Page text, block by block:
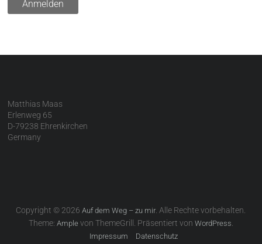
Matthias Maas
Erlenweg 65
D-79238 Ehrenkirchen
Germany
Copyright © 2026Auf dem Weg – zu mir. Alle Rechte vorbehalten.
Theme: Amplevon ThemeGrill. Präsentiert von WordPress.
Impressum Datenschutz